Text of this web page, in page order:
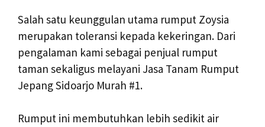
Salah satu keunggulan utama rumput Zoysia
merupakan toleransi kepada kekeringan. Dari
pengalaman kami sebagai penjual rumput
taman sekaligus melayani Jasa Tanam Rumput
Jepang Sidoarjo Murah #1.
Rumput ini membutuhkan lebih sedikit air